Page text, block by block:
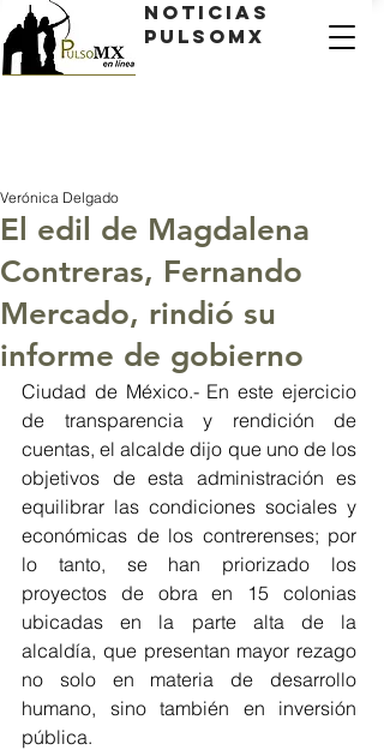
Noticias
PulsoMX
El edil de Magdalena
Contreras, Fernando
Mercado, rindió su
informe de gobierno
Verónica Delgado
Ciudad de México.- En este ejercicio
de transparencia y rendición de
cuentas, el alcalde dijo que uno de los
objetivos de esta administración es
equilibrar las condiciones sociales y
económicas de los contrerenses; por
lo tanto, se han priorizado los
proyectos de obra en 15 colonias
ubicadas en la parte alta de la
alcaldía, que presentan mayor rezago
no solo en materia de desarrollo
humano, sino también en inversión
pública.